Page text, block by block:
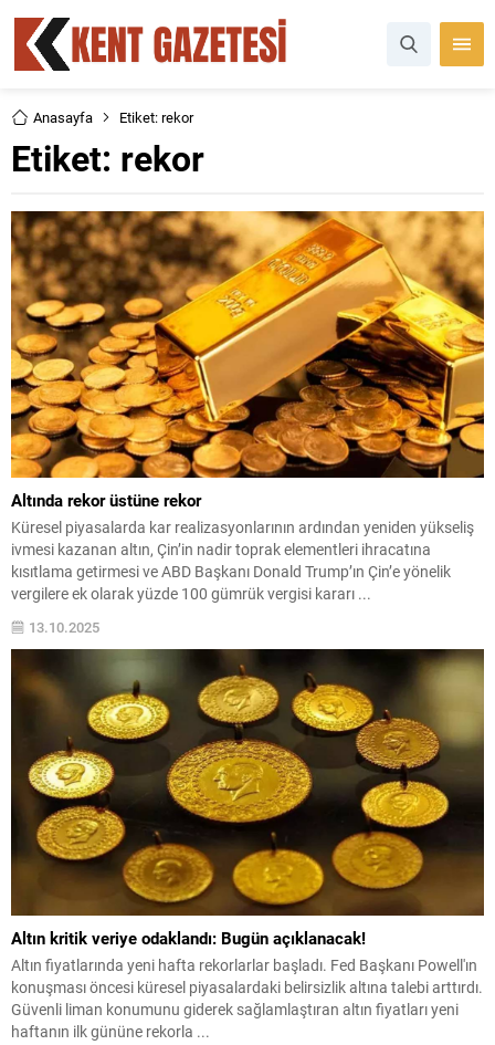
Anasayfa Etiket: rekor
Etiket: rekor
Altında rekor üstüne rekor
Küresel piyasalarda kar realizasyonlarının ardından yeniden yükseliş
ivmesi kazanan altın, Çin’in nadir toprak elementleri ihracatına
kısıtlama getirmesi ve ABD Başkanı Donald Trump’ın Çin’e yönelik
vergilere ek olarak yüzde 100 gümrük vergisi kararı ...
13.10.2025
Altın kritik veriye odaklandı: Bugün açıklanacak!
Altın fiyatlarında yeni hafta rekorlarlar başladı. Fed Başkanı Powell'ın
konuşması öncesi küresel piyasalardaki belirsizlik altına talebi arttırdı.
Güvenli liman konumunu giderek sağlamlaştıran altın fiyatları yeni
haftanın ilk gününe rekorla ...